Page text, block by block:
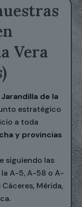
Vera
Jarandilla de la
estratégico
a toda
y provincias
siguiendo las
A-5, A-58 o A-
Mérida,